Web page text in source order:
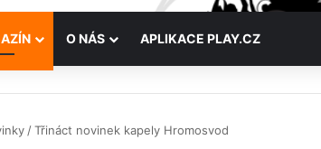
O NÁS APLIKACE PLAY.CZ
/Třináct novinek kapely Hromosvod